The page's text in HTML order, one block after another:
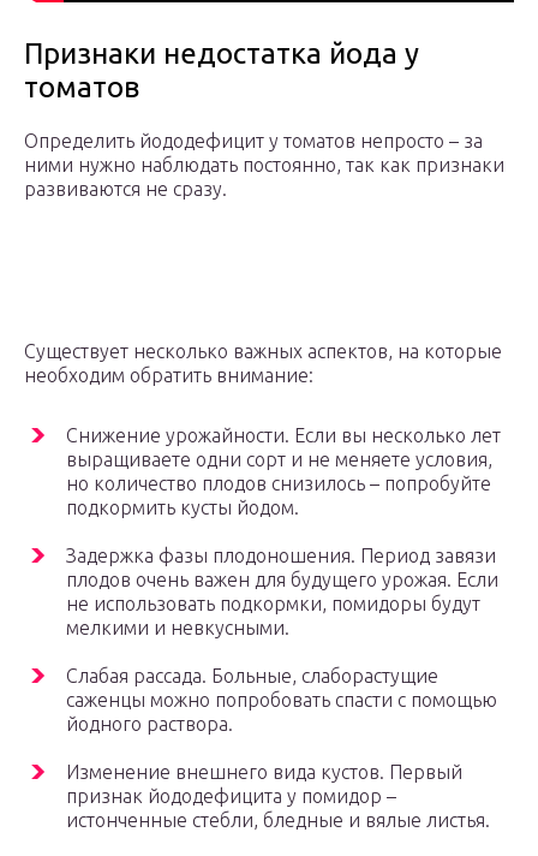
Признаки недостатка йода у
томатов
Определить йододефицит у томатов непросто – за
ними нужно наблюдать постоянно, так как признаки
развиваются не сразу.
Существует несколько важных аспектов, на которые
необходим обратить внимание:
Снижение урожайности. Если вы несколько лет
выращиваете одни сорт и не меняете условия,
но количество плодов снизилось – попробуйте
подкормить кусты йодом.
Задержка фазы плодоношения. Период завязи
плодов очень важен для будущего урожая. Если
не использовать подкормки, помидоры будут
мелкими и невкусными.
Слабая рассада. Больные, слаборастущие
саженцы можно попробовать спасти с помощью
йодного раствора.
Изменение внешнего вида кустов. Первый
признак йододефицита у помидор –
истонченные стебли, бледные и вялые листья.